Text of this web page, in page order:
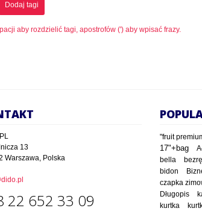
Dodaj tagi
aby rozdzielić tagi, apostrofów (') aby wpisać frazy.
13
Warszawa, Polska
22 652 33 09
"fruit
17"+bag
bella
bidon
czapka
Długopis
kurtka